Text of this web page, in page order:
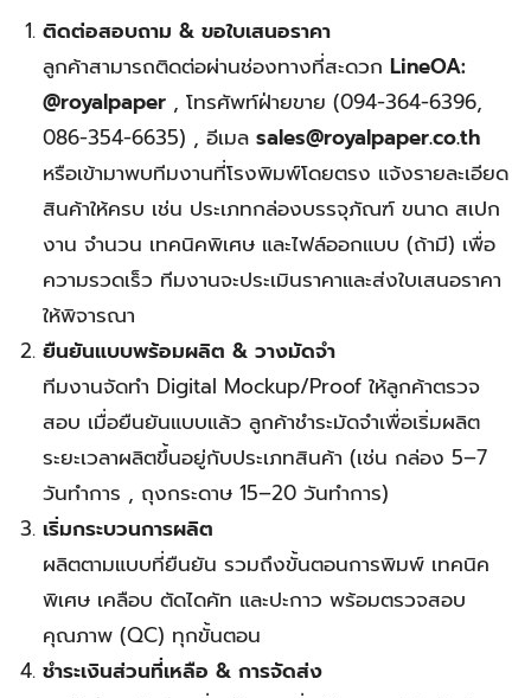
ติดต่อสอบถาม & ขอใบเสนอราคา
ลูกค้าสามารถติดต่อผ่านช่องทางที่สะดวกLineOA:
@royalpaper , โทรศัพท์ฝ่ายขาย (094-364-6396,
086-354-6635) , อีเมลsales@royalpaper.co.th
หรือเข้ามาพบทีมงานที่โรงพิมพ์โดยตรง แจ้งรายละเอียด
สินค้าให้ครบ เช่น ประเภทกล่องบรรจุภัณฑ์ ขนาด สเปก
งาน จำนวน เทคนิคพิเศษ และไฟล์ออกแบบ (ถ้ามี) เพื่อ
ความรวดเร็ว ทีมงานจะประเมินราคาและส่งใบเสนอราคา
ให้พิจารณา
ยืนยันแบบพร้อมผลิต & วางมัดจำ
ทีมงานจัดทำ Digital Mockup/Proof ให้ลูกค้าตรวจ
สอบ เมื่อยืนยันแบบแล้ว ลูกค้าชำระมัดจำเพื่อเริ่มผลิต
ระยะเวลาผลิตขึ้นอยู่กับประเภทสินค้า (เช่น กล่อง 5–7
วันทำการ , ถุงกระดาษ 15–20 วันทำการ)
เริ่มกระบวนการผลิต
ผลิตตามแบบที่ยืนยัน รวมถึงขั้นตอนการพิมพ์ เทคนิค
พิเศษ เคลือบ ตัดไดคัท และปะกาว พร้อมตรวจสอบ
คุณภาพ (QC) ทุกขั้นตอน
ชำระเงินส่วนที่เหลือ & การจัดส่ง